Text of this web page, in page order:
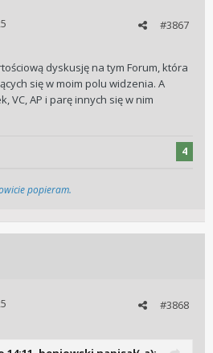
#3867
dyskusję na tym Forum, która
się w moim polu widzenia. A
VC, AP i parę innych się w nim
4
popieram.
#3868